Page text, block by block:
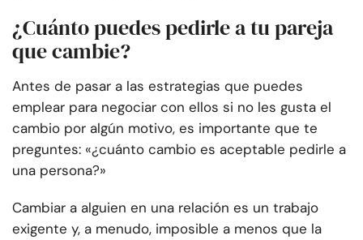
¿Cuánto puedes pedirle a tu pareja
que cambie?
Antes de pasar a las estrategias que puedes
emplear para negociar con ellos si no les gusta el
cambio por algún motivo, es importante que te
preguntes: «¿cuánto cambio es aceptable pedirle a
una persona?»
Cambiar a alguien en una relación es un trabajo
exigente y, a menudo, imposible a menos que la